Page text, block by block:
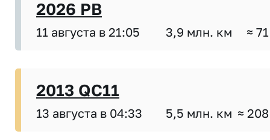
2026 PB
11 августа в 21:05 3,9 млн. км ≈
2013 QC11
13 августа в 04:33 5,5 млн. км ≈